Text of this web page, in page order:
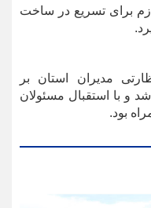
برای تسریع در ساخت
مدیران استان بر
و با استقبال مسئولان
بود.